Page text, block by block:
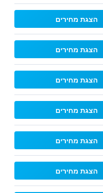
הצגת מחירים
הצגת מחירים
הצגת מחירים
הצגת מחירים
הצגת מחירים
הצגת מחירים